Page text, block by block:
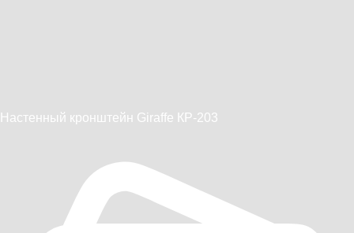
Настенный кронштейн Giraffe КР-203